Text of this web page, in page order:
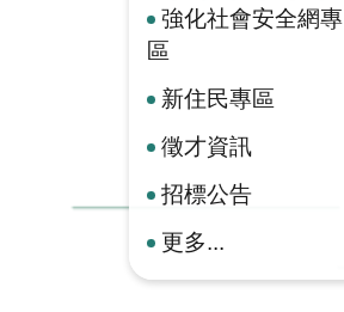
強化社會安全網專
區
新住民專區
徵才資訊
招標公告
更多...